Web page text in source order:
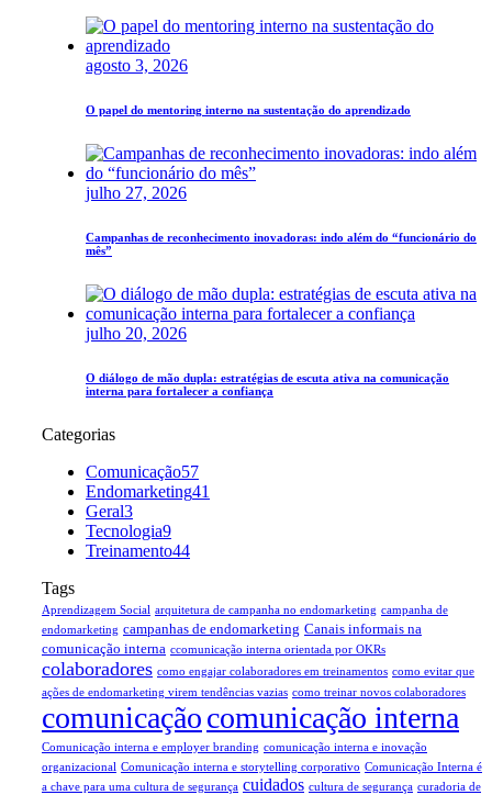
agosto 3, 2026
O papel do mentoring interno na sustentação do aprendizado
julho 27, 2026
Campanhas de reconhecimento inovadoras: indo além do “funcionário do
mês”
julho 20, 2026
O diálogo de mão dupla: estratégias de escuta ativa na comunicação
interna para fortalecer a confiança
Categorias
Comunicação57
Endomarketing41
Geral3
Tecnologia9
Treinamento44
Tags
Aprendizagem Social arquitetura de campanha no endomarketing campanha de
endomarketing campanhas de endomarketing Canais informais na
comunicação interna ccomunicação interna orientada por OKRs
colaboradores como engajar colaboradores em treinamentos como evitar que
ações de endomarketing virem tendências vazias como treinar novos colaboradores
comunicaçãocomunicação interna
Comunicação interna e employer branding comunicação interna e inovação
organizacional Comunicação interna e storytelling corporativo Comunicação Interna é
a chave para uma cultura de segurança cuidados cultura de segurança curadoria de